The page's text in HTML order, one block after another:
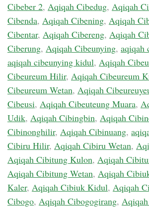
Cibeber 2, Aqiqah Cibedug, Aqiqah
Cibenda, Aqiqah Cibening, Aqiqah
Cibentar, Aqiqah Cibereng, Aqiqah
Ciberung, Aqiqah Cibeunying, aqiqah
aqiqah cibeunying kidul, Aqiqah
Cibeureum Hilir, Aqiqah Cibeureum
Cibeureum Wetan, Aqiqah
Cibeusi, Aqiqah Cibeuteung Muara,
Udik, Aqiqah Cibingbin, Aqiqah
Cibinonghilir, Aqiqah Cibinuang,
Cibiru Hilir, Aqiqah Cibiru Wetan,
Aqiqah Cibitung Kulon, Aqiqah
Aqiqah Cibitung Wetan, Aqiqah
Kaler, Aqiqah Cibiuk Kidul, Aqiqah
Cibogo, Aqiqah Cibogogirang,